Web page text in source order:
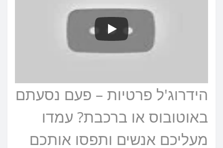
הידרוג'ל פרטיות – פעם נסעתם
באוטובוס או ברכבת? עמדו
מעליכם אנשים ותפסו אותכם